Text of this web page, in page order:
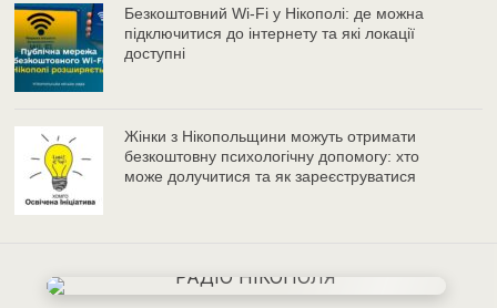
Безкоштовний Wi-Fi у Нікополі: де можна
підключитися до інтернету та які локації
доступні
Жінки з Нікопольщини можуть отримати
безкоштовну психологічну допомогу: хто
може долучитися та як зареєструватися